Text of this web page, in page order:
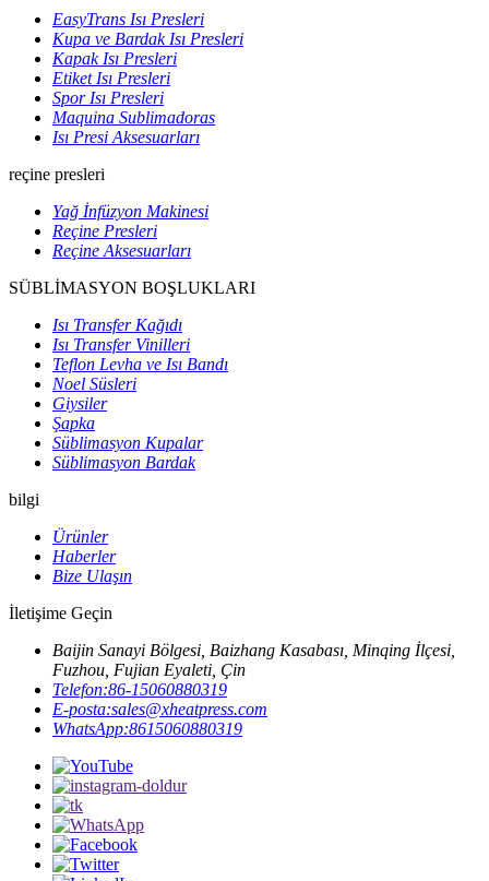
EasyTrans Isı Presleri
Kupa ve Bardak Isı Presleri
Kapak Isı Presleri
Etiket Isı Presleri
Spor Isı Presleri
Maquina Sublimadoras
Isı Presi Aksesuarları
reçine presleri
Yağ İnfüzyon Makinesi
Reçine Presleri
Reçine Aksesuarları
SÜBLİMASYON BOŞLUKLARI
Isı Transfer Kağıdı
Isı Transfer Vinilleri
Teflon Levha ve Isı Bandı
Noel Süsleri
Giysiler
Şapka
Süblimasyon Kupalar
Süblimasyon Bardak
bilgi
Ürünler
Haberler
Bize Ulaşın
İletişime Geçin
Baijin Sanayi Bölgesi, Baizhang Kasabası, Minqing İlçesi,
Fuzhou, Fujian Eyaleti, Çin
Telefon:86-15060880319
E-posta:sales@xheatpress.com
WhatsApp:8615060880319